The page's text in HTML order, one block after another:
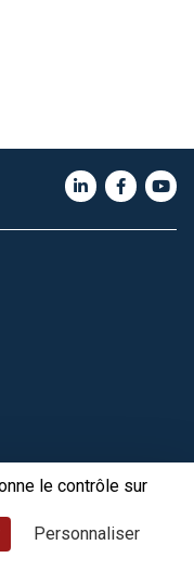
le contrôle sur
Personnaliser
© CTC - 2026